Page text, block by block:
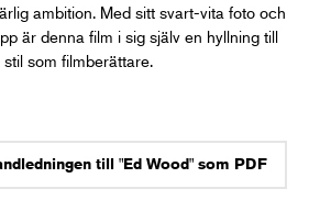
ambition. Med sitt svart-vita foto och
är denna film i sig själv en hyllning till
som filmberättare.
till "Ed Wood" som PDF